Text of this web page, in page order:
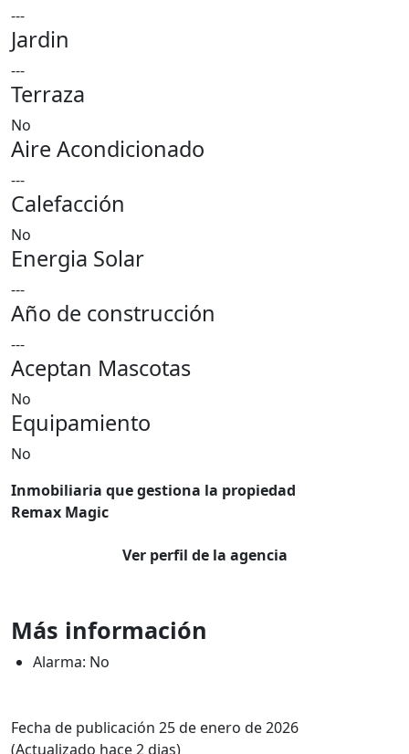
---
Jardin
---
Terraza
No
Aire Acondicionado
---
Calefacción
No
Energia Solar
---
Año de construcción
---
Aceptan Mascotas
No
Equipamiento
No
Inmobiliaria que gestiona la propiedad
Remax Magic
Ver perfil de la agencia
Más información
Alarma: No
Fecha de publicación 25 de enero de 2026
(Actualizado hace 2 dias)